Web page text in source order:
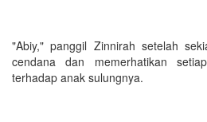
"Abiy," panggil Zinnirah setelah
cendana dan memerhatikan
terhadap anak sulungnya.